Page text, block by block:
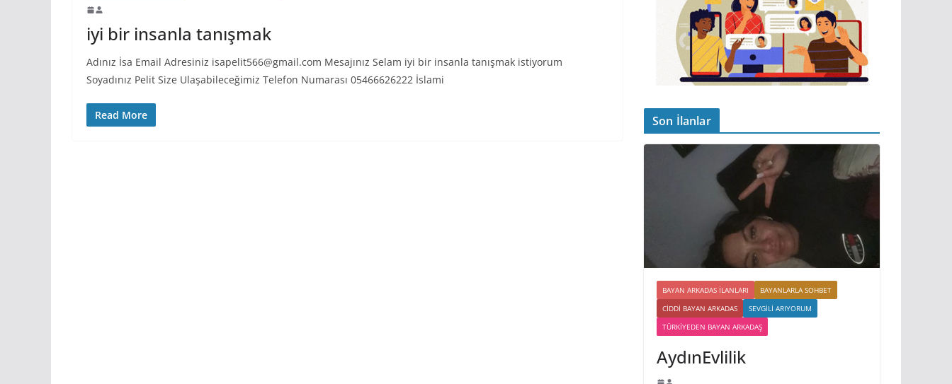
iyi bir insanla tanışmak
Adınız İsa Email Adresiniz isapelit566@gmail.com Mesajınız Selam iyi bir insanla tanışmak istiyorum
Soyadınız Pelit Size Ulaşabileceğimiz Telefon Numarası 05466626222 İslami
Read More Son İlanlar
BAYAN ARKADAS ILANLARI
BAYANLARLA SOHBET
CIDDI BAYAN ARKADAS
SEVGILI ARIYORUM
TÜRKIYEDEN BAYAN ARKADAŞ
AydınEvlilik